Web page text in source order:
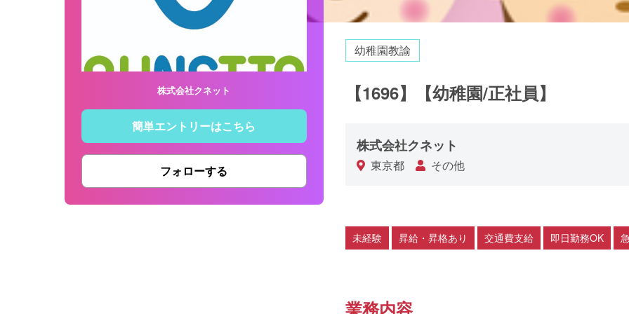
株式会社クネット
簡単エントリーはこちら
フォローする
幼稚園教諭
【1696】【幼稚園/正社員】
株式会社クネット
東京都 その他
未経験 昇給・昇格あり 交通費支給 即日勤務OK
業務内容